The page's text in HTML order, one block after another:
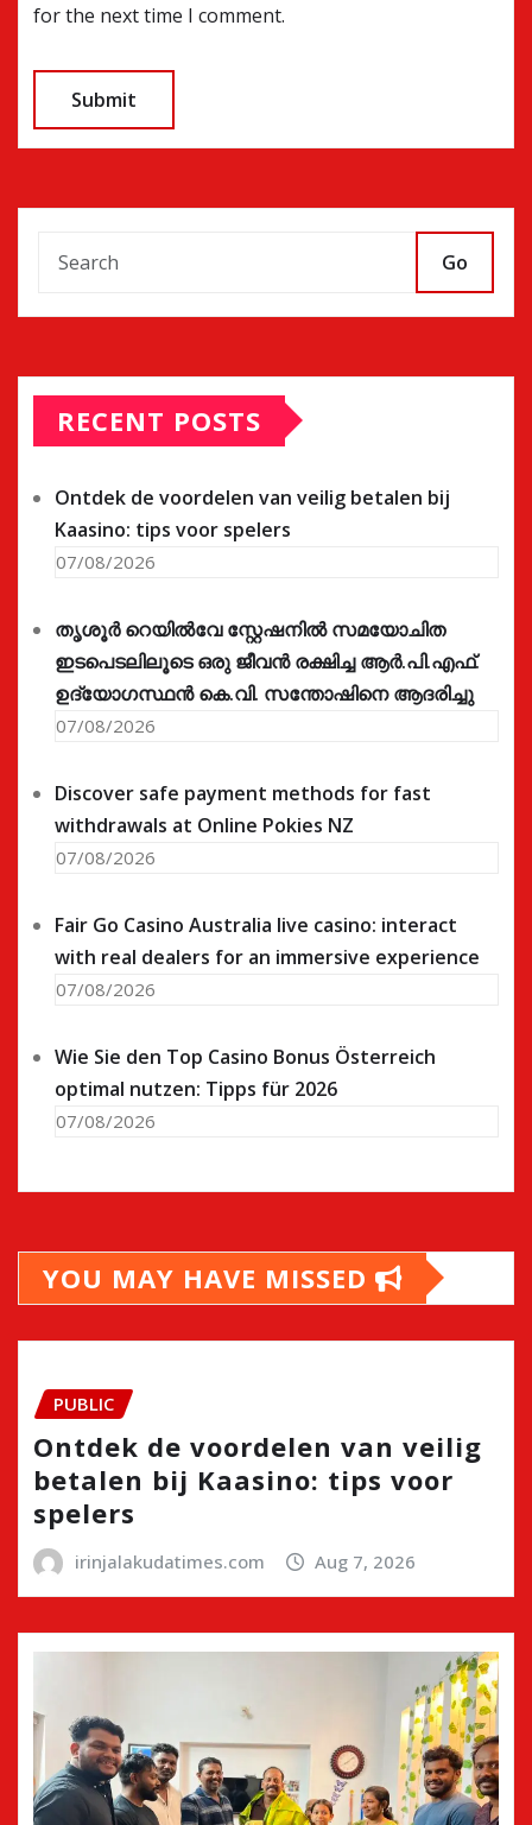
for the next time I comment.
Go
RECENT POSTS
Ontdek de voordelen van veilig betalen bij
Kaasino: tips voor spelers
07/08/2026
തൃശൂർ റെയിൽവേ സ്റ്റേഷനിൽ സമയോചിത
ഇടപെടലിലൂടെ ഒരു ജീവൻ രക്ഷിച്ച ആർ.പി.എഫ്.
ഉദ്യോഗസ്ഥൻ കെ.വി. സന്തോഷിനെ ആദരിച്ചു
07/08/2026
Discover safe payment methods for fast
withdrawals at Online Pokies NZ
07/08/2026
Fair Go Casino Australia live casino: interact
with real dealers for an immersive experience
07/08/2026
Wie Sie den Top Casino Bonus Österreich
optimal nutzen: Tipps für 2026
07/08/2026
YOU MAY HAVE MISSED
PUBLIC
Ontdek de voordelen van veilig
betalen bij Kaasino: tips voor
spelers
irinjalakudatimes.com Aug 7, 2026